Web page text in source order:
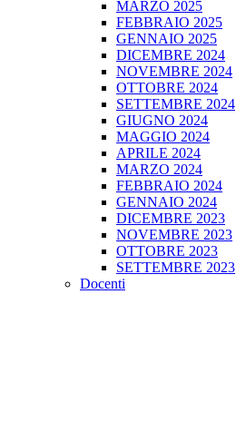
MARZO 2025
FEBBRAIO 2025
GENNAIO 2025
DICEMBRE 2024
NOVEMBRE 2024
OTTOBRE 2024
SETTEMBRE 2024
GIUGNO 2024
MAGGIO 2024
APRILE 2024
MARZO 2024
FEBBRAIO 2024
GENNAIO 2024
DICEMBRE 2023
NOVEMBRE 2023
OTTOBRE 2023
SETTEMBRE 2023
Docenti